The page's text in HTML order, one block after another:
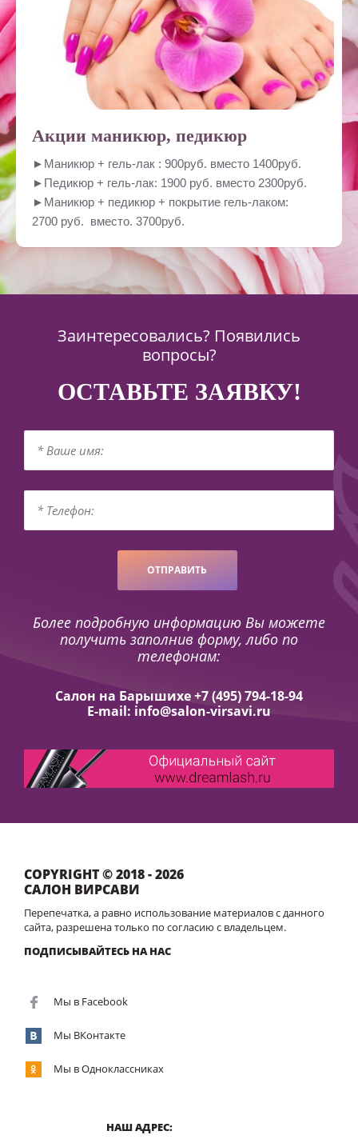
Акции маникюр, педикюр
►Маникюр + гель-лак : 900руб. вместо 1400руб.
►Педикюр + гель-лак: 1900 руб. вместо 2300руб.
►Маникюр + педикюр + покрытие гель-лаком:
2700 руб. вместо. 3700руб.
Заинтересовались? Появились
вопросы?
ОСТАВЬТЕ ЗАЯВКУ!
ОТПРАВИТЬ
Более подробную информацию Вы можете
получить заполнив форму, либо по
телефонам:
Салон на Барышихе +7 (495) 794-18-94
E-mail: info@salon-virsavi.ru
COPYRIGHT © 2018 - 2026
САЛОН ВИРСАВИ
Перепечатка, а равно использование материалов с данного
сайта, разрешена только по согласию с владельцем.
ПОДПИСЫВАЙТЕСЬ НА НАС
Мы в Facebook
Мы ВКонтакте
Мы в Одноклассниках
НАШ АДРЕС: